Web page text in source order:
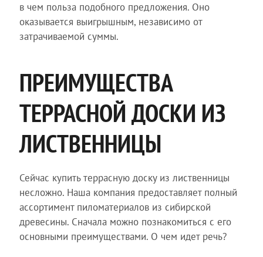
в чем польза подобного предложения. Оно
оказывается выигрышным, независимо от
затрачиваемой суммы.
ПРЕИМУЩЕСТВА
ТЕРРАСНОЙ ДОСКИ ИЗ
ЛИСТВЕННИЦЫ
Сейчас купить террасную доску из лиственницы
несложно. Наша компания предоставляет полный
ассортимент пиломатериалов из сибирской
древесины. Сначала можно познакомиться с его
основными преимуществами. О чем идет речь?